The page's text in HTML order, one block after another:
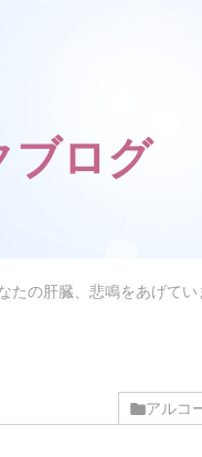
ブログ
たの肝臓、悲鳴をあげて
アルコ